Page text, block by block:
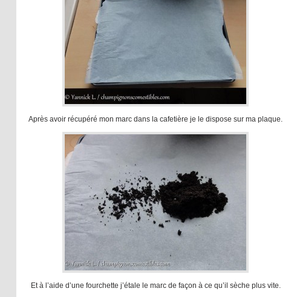
Après avoir récupéré mon marc dans la cafetière je le dispose sur ma plaque.
Et à l’aide d’une fourchette j’étale le marc de façon à ce qu’il sèche plus vite.